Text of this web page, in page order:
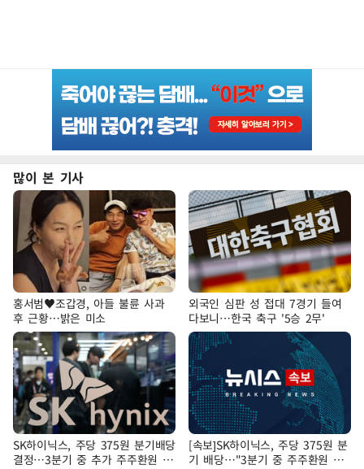
많이 본 기사
홍서범♥조갑경, 아들 불륜 사과
후 근황…밝은 미소
외국인 심판 성 접대 7경기 들여
다보니…한국 축구 '5승 2무'
SK하이닉스, 주당 375원 분기배당
결정…3분기 중 추가 주주환원 발
[속보]SK하이닉스, 주당 375원 분
기 배당…"3분기 중 주주환원 방